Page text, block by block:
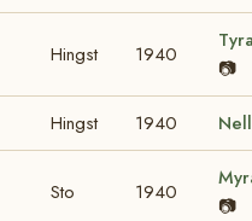
Hingst 1940
📷
Hingst 1940
Sto 1940
📷